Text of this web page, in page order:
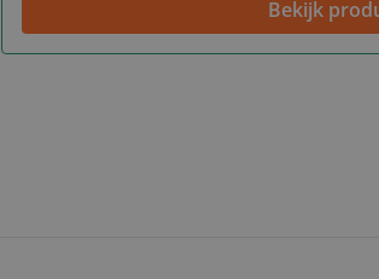
Bekijk